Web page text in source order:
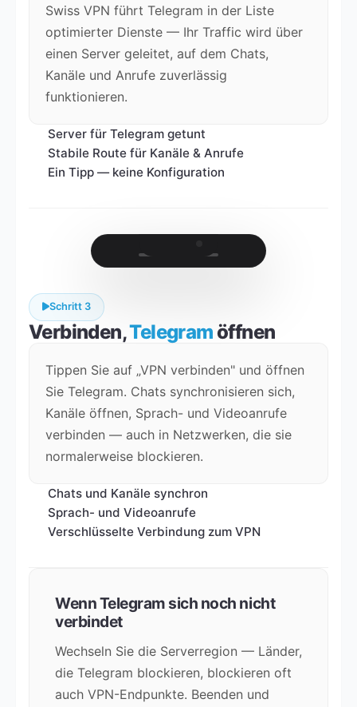
Swiss VPN führt Telegram in der Liste
optimierter Dienste — Ihr Traffic wird über
einen Server geleitet, auf dem Chats,
Kanäle und Anrufe zuverlässig
funktionieren.
Server für Telegram getunt
Stabile Route für Kanäle & Anrufe
Ein Tipp — keine Konfiguration
Schritt 3
Verbinden,Telegramöffnen
Tippen Sie auf „VPN verbinden" und öffnen
Sie Telegram. Chats synchronisieren sich,
Kanäle öffnen, Sprach- und Videoanrufe
verbinden — auch in Netzwerken, die sie
normalerweise blockieren.
Chats und Kanäle synchron
Sprach- und Videoanrufe
Verschlüsselte Verbindung zum VPN
Wenn Telegram sich noch nicht
verbindet
Wechseln Sie die Serverregion — Länder,
die Telegram blockieren, blockieren oft
auch VPN-Endpunkte. Beenden und